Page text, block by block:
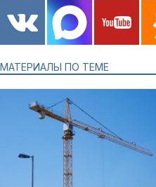
МАТЕРИАЛЫ ПО ТЕМЕ